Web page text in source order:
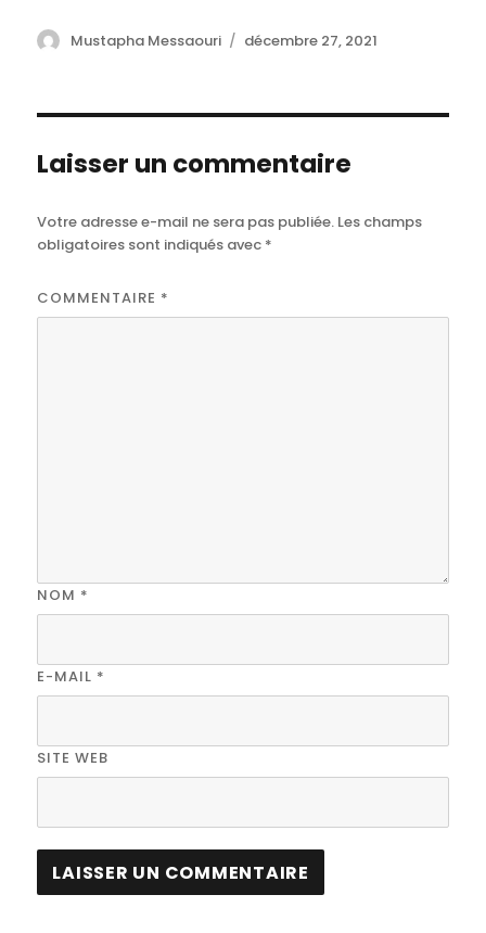
Author
Mustapha Messaouri
Posted
décembre 27, 2021
Laisser un commentaire
Votre adresse e-mail ne sera pas publiée. Les champs
obligatoires sont indiqués avec *
COMMENTAIRE *
NOM *
E-MAIL *
SITE WEB